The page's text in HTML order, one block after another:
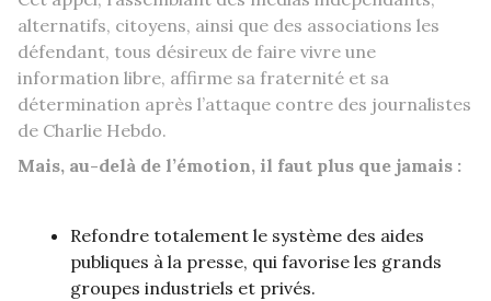
alternatifs, citoyens, ainsi que des associations les
défendant, tous désireux de faire vivre une
information libre, affirme sa fraternité et sa
détermination après l’attaque contre des journalistes
de Charlie Hebdo.
Mais, au-delà de l’émotion, il faut plus que jamais :
Refondre totalement le système des aides
publiques à la presse, qui favorise les grands
groupes industriels et privés.